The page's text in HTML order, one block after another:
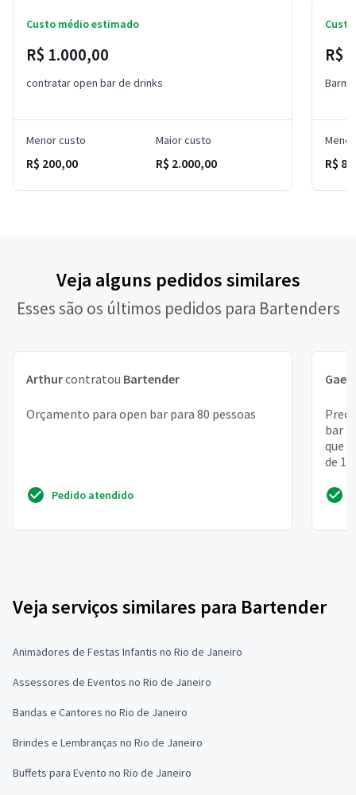
Custo médio estimado
R$ 1.000,00
contratar open bar de drinks
Menor custo
R$ 200,00
Maior custo
R$ 2.000,00
R$
R$
Veja alguns pedidos similares
Esses são os últimos pedidos para Bartenders
Arthurcontratou Bartender
Orçamento para open bar para 80 pessoas
Pedido atendido
Gael
bar
que
de
Veja serviços similares para Bartender
Animadores de Festas Infantis no Rio de Janeiro
Assessores de Eventos no Rio de Janeiro
Bandas e Cantores no Rio de Janeiro
Brindes e Lembranças no Rio de Janeiro
Buffets para Evento no Rio de Janeiro